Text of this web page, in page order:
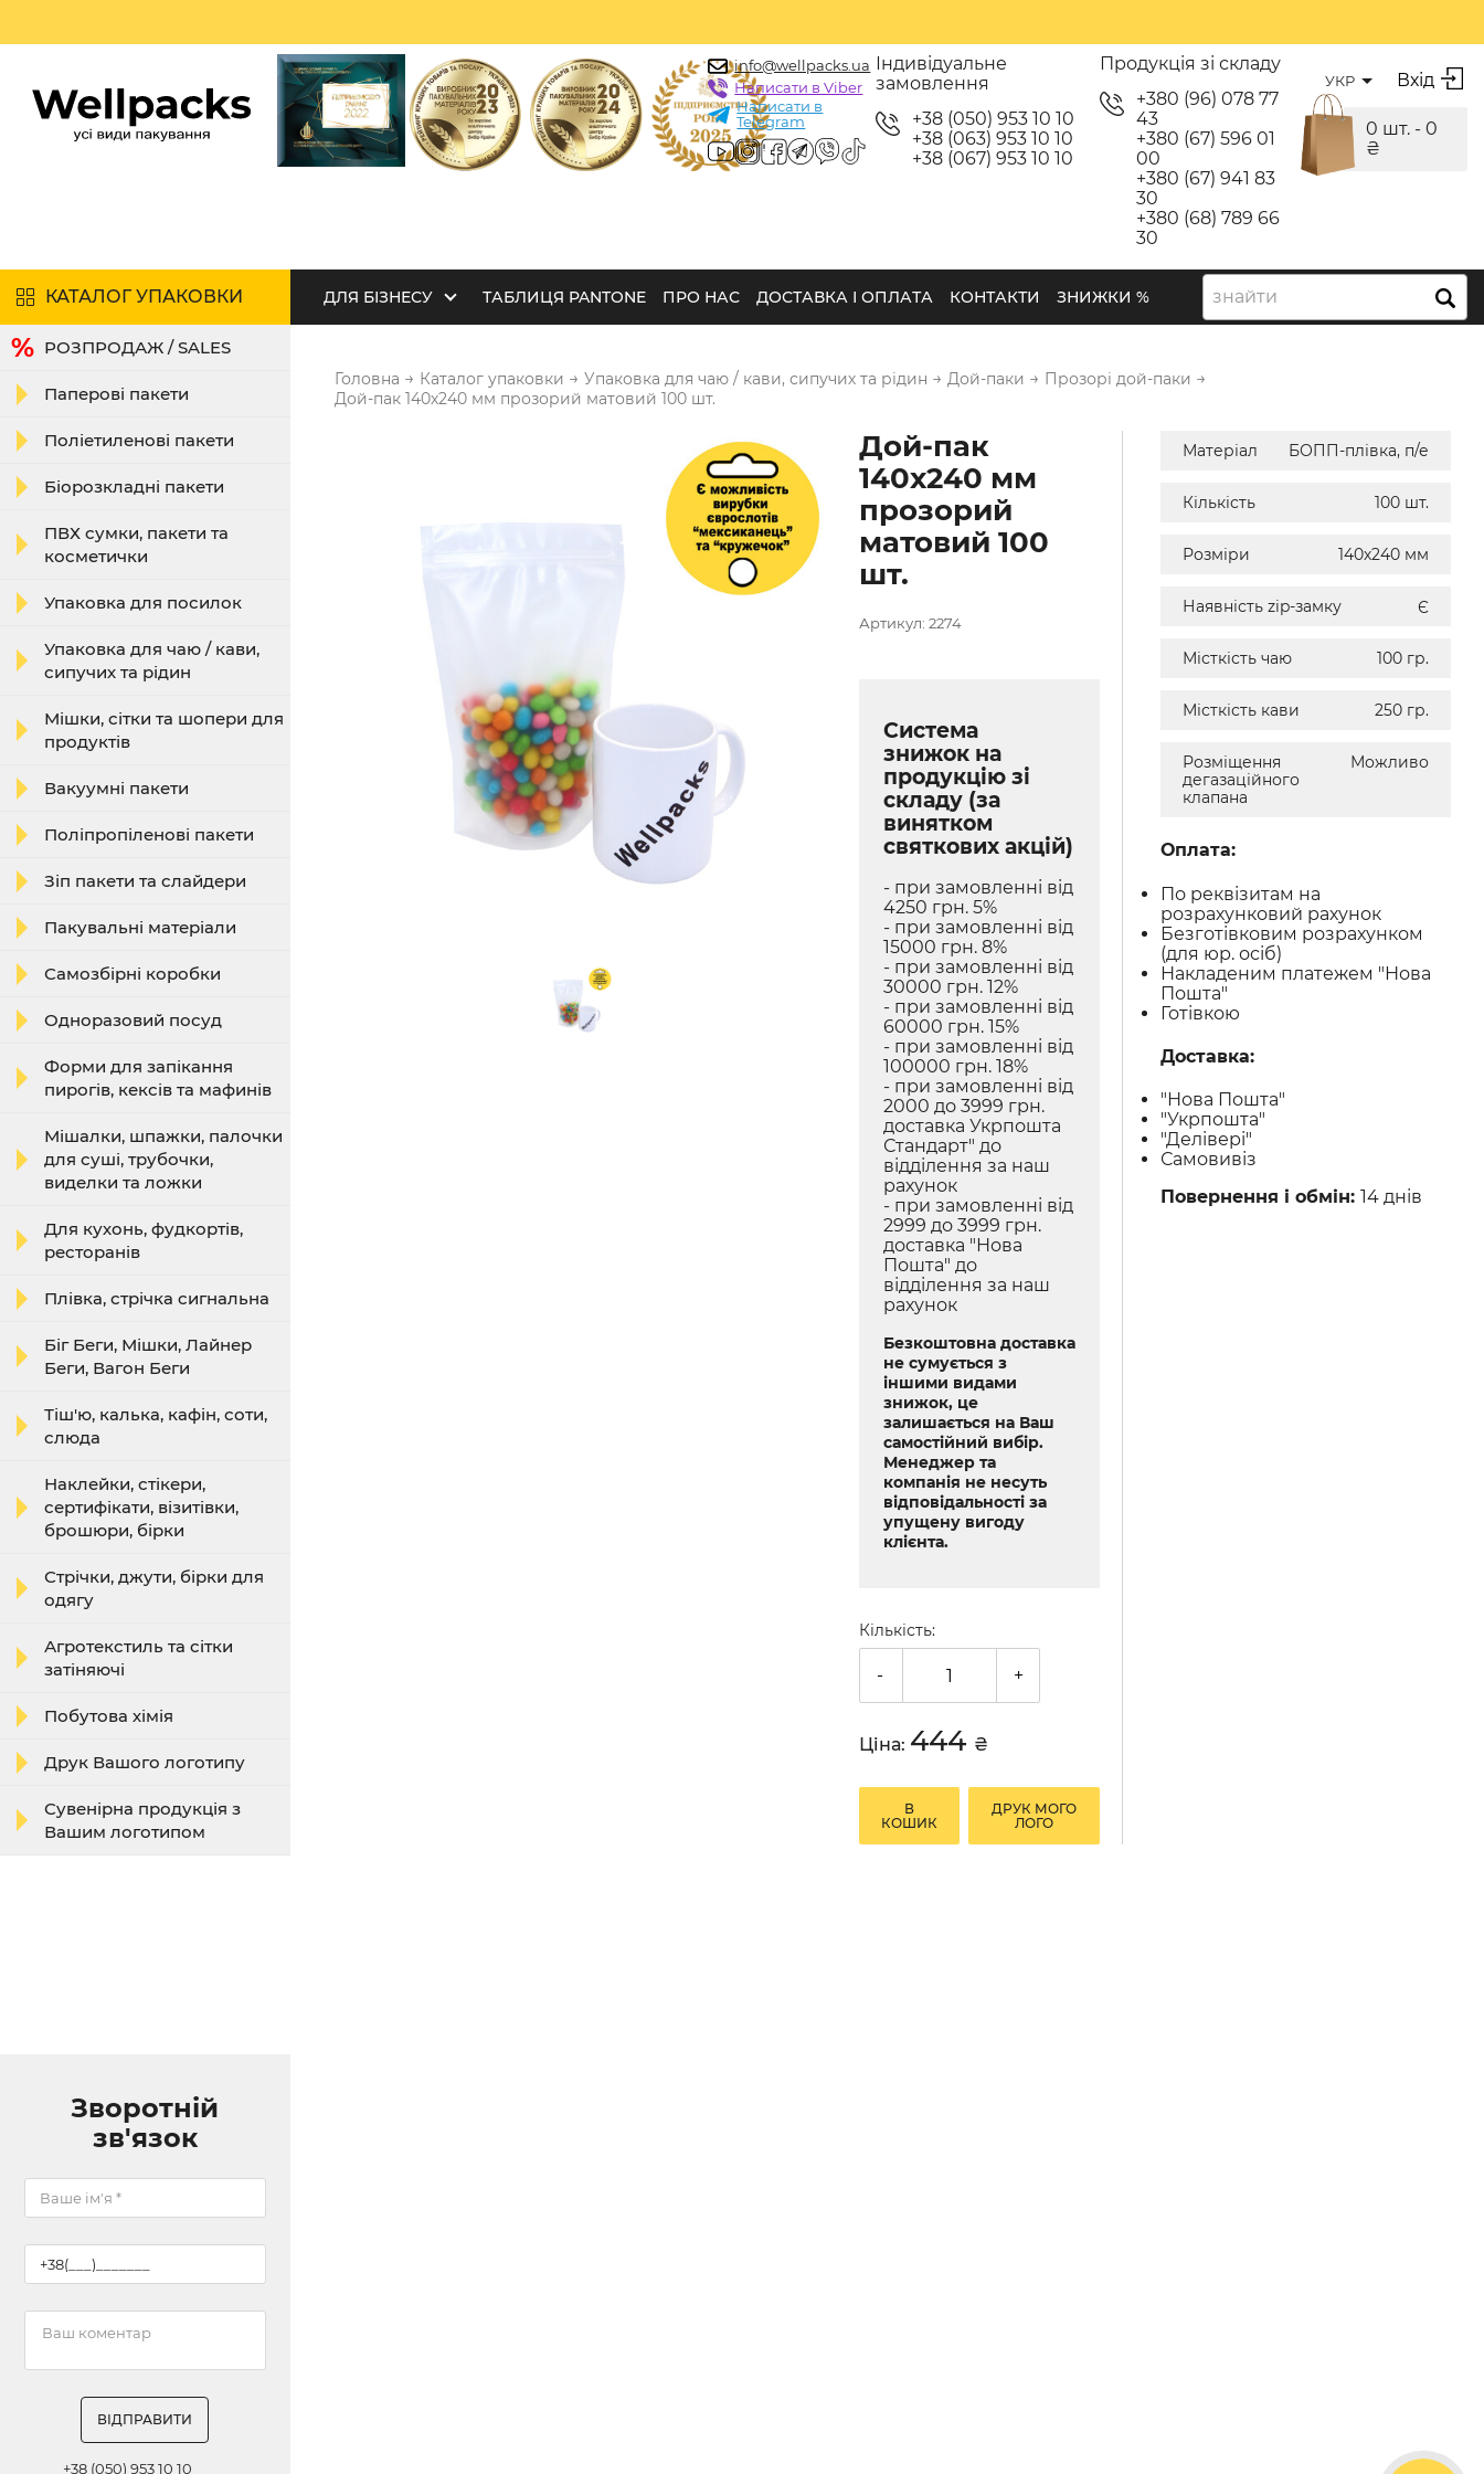
info@wellpacks.ua
Написати в Viber
Написати в
Telegram
Індивідуальне
замовлення
+38 (050) 953 10 10
+38 (063) 953 10 10
+38 (067) 953 10 10
Продукція зі складу
+380 (96) 078 77
43
+380 (67) 596 01
00
+380 (67) 941 83
30
+380 (68) 789 66
30
УКР Вхід
0 шт. - 0
₴
КАТАЛОГ УПАКОВКИ ДЛЯ БІЗНЕСУ ТАБЛИЦЯ PANTONE ПРО НАС ДОСТАВКА І ОПЛАТА КОНТАКТИ ЗНИЖКИ % знайти
РОЗПРОДАЖ / SALES
Паперові пакети
Поліетиленові пакети
Біорозкладні пакети
ПВХ сумки, пакети та
косметички
Упаковка для посилок
Упаковка для чаю / кави,
сипучих та рідин
Мішки, сітки та шопери для
продуктів
Вакуумні пакети
Поліпропіленові пакети
Зіп пакети та слайдери
Пакувальні матеріали
Самозбірні коробки
Одноразовий посуд
Форми для запікання
пирогів, кексів та мафинів
Мішалки, шпажки, палочки
для суші, трубочки,
виделки та ложки
Для кухонь, фудкортів,
ресторанів
Плівка, стрічка сигнальна
Біг Беги, Мішки, Лайнер
Беги, Вагон Беги
Тіш'ю, калька, кафін, соти,
слюда
Наклейки, стікери,
сертифікати, візитівки,
брошюри, бірки
Стрічки, джути, бірки для
одягу
Агротекстиль та сітки
затіняючі
Побутова хімія
Друк Вашого логотипу
Сувенірна продукція з
Вашим логотипом
Зворотній
зв'язок
ВІДПРАВИТИ
+38 (050) 953 10 10
Головна → Каталог упаковки → Упаковка для чаю / кави, сипучих та рідин → Дой-паки → Прозорі дой-паки →
Дой-пак 140х240 мм прозорий матовий 100 шт.
Дой-пак
140х240 мм
прозорий
матовий 100
шт.
Артикул: 2274
Система
знижок на
продукцію зі
складу (за
винятком
святкових акцій)
- при замовленні від
4250 грн. 5%
- при замовленні від
15000 грн. 8%
- при замовленні від
30000 грн. 12%
- при замовленні від
60000 грн. 15%
- при замовленні від
100000 грн. 18%
- при замовленні від
2000 до 3999 грн.
доставка Укрпошта
Стандарт" до
відділення за наш
рахунок
- при замовленні від
2999 до 3999 грн.
доставка "Нова
Пошта" до
відділення за наш
рахунок
Безкоштовна доставка
не сумується з
іншими видами
знижок, це
залишається на Ваш
самостійний вибір.
Менеджер та
компанія не несуть
відповідальності за
упущену вигоду
клієнта.
Кількість:
- +
Ціна: 444 ₴
В
КОШИК
ДРУК МОГО
ЛОГО
Матеріал БОПП-плівка, п/е
Кількість 100 шт.
Розміри 140х240 мм
Наявність zip-замку Є
Місткість чаю 100 гр.
Місткість кави 250 гр.
Розміщення
дегазаційного
клапана
Можливо
Оплата:
По реквізитам на
розрахунковий рахунок
Безготівковим розрахунком
(для юр. осіб)
Накладеним платежем "Нова
Пошта"
Готівкою
Доставка:
"Нова Пошта"
"Укрпошта"
"Делівері"
Самовивіз
Повернення і обмін:14 днів